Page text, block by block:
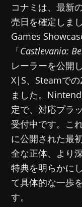
コナミは、最新
売日を確定しま
Games
「Castlevania:
レーラーを公開
X|S、Steamで
ました。
定で、対応プラ
受付中です。こ
に公開された最
全な正体、より
特典を明らかに
て具体的な一歩
す。